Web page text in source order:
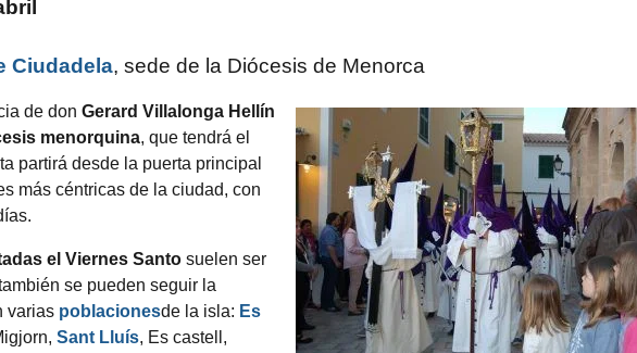
Ciudadela, sede de la Diócesis de Menorca
de don Gerard Villalonga Hellín
menorquina, que tendrá el
partirá desde la puerta principal
más céntricas de la ciudad, con
el Viernes Santo suelen ser
se pueden seguir la
varias poblacionesde la isla: Es
Sant Lluís, Es castell,